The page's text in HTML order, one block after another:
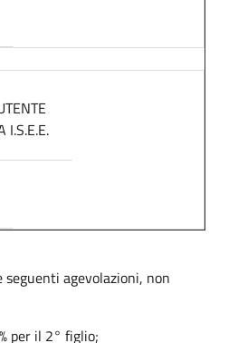
I.S.E.E.
agevolazioni, non
il 2° figlio;